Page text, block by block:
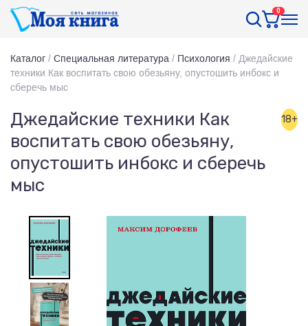
0
Каталог / Специальная литература / Психология / Джедайские
техники Как воспитать свою обезьяну, опустошить инбокс и
сберечь мыс
Джедайские техники Как
воспитать свою обезьяну,
опустошить инбокс и сберечь
мыс
18+